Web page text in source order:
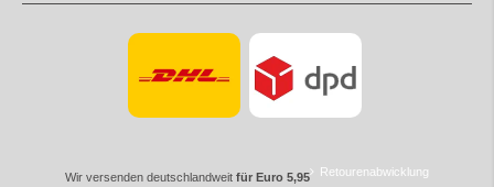
Wir versenden deutschlandweit für Euro 5,95 Retourenabwicklung